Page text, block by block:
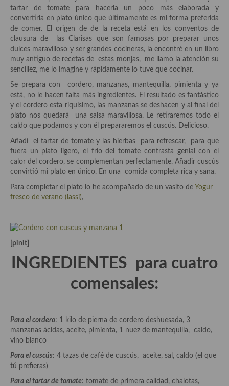
Historia de la gastronomía, platos celebres, cocineros, críticos,
historias culinarias y otras cosas
Origen y evolución de la comida
Protocolo y buenas maneras.
Ocio – restaurantes, bares, tabernas
Viajes eno-gastro-turísticos
En El Candelero
Prensa
Recetas
Acompañamientos
aditivos
Especias, mezclas de especias
Hierbas aromáticas
Mojos y pastas
Salsas y mojos
tartar de tomate para hacerla un poco más elaborada y
convertirla en plato único que últimamente es mi forma preferida
de comer. El origen de de la receta está en los conventos de
clausura de las Clarisas que son famosas por preparar unos
dulces maravilloso y ser grandes cocineras, la encontré en un libro
muy antiguo de recetas de estas monjas, me llamo la atención su
sencillez, me lo imagine y rápidamente lo tuve que cocinar.
Se prepara con cordero, manzanas, mantequilla, pimienta y ya
está, no le hacen falta más ingredientes. El resultado es fantástico
y el cordero esta riquísimo, las manzanas se deshacen y al final del
plato nos quedará una salsa maravillosa. Le retiraremos todo el
caldo que podamos y con él prepararemos el cuscús. Delicioso.
Añadí el tartar de tomate y las hierbas para refrescar, para que
fuera un plato ligero, el frio del tomate contrasta genial con el
calor del cordero, se complementan perfectamente. Añadir cuscús
convirtió mi plato en único. En una comida completa rica y sana.
Para completar el plato lo he acompañado de un vasito de Yogur
fresco de verano (lassi),
[pinit]
INGREDIENTES para cuatro
comensales:
Para el cordero: 1 kilo de pierna de cordero deshuesada, 3
manzanas ácidas, aceite, pimienta, 1 nuez de mantequilla, caldo,
vino blanco
Para el cuscús: 4 tazas de café de cuscús, aceite, sal, caldo (el que
tú prefieras)
Para el tartar de tomate: tomate de primera calidad, chalotas,